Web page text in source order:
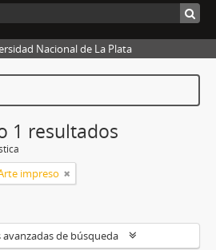
Nacional de La Plata
1 resultados
impreso
avanzadas de búsqueda